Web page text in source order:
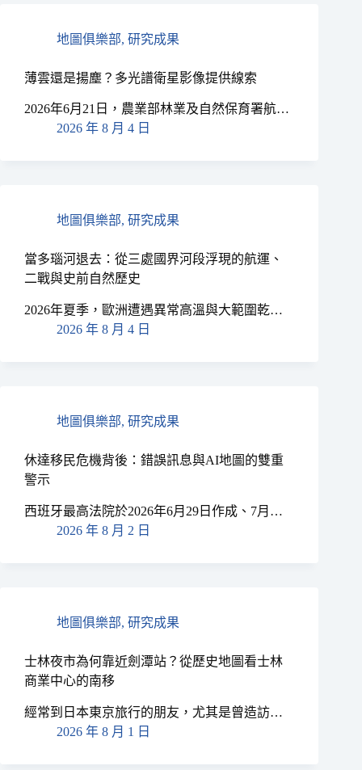
地圖俱樂部, 研究成果
薄雲還是揚塵？多光譜衛星影像提供線索
2026年6月21日，農業部林業及自然保育署航…
2026 年 8 月 4 日
地圖俱樂部, 研究成果
當多瑙河退去：從三處國界河段浮現的航運、
二戰與史前自然歷史
2026年夏季，歐洲遭遇異常高溫與大範圍乾…
2026 年 8 月 4 日
地圖俱樂部, 研究成果
休達移民危機背後：錯誤訊息與AI地圖的雙重
警示
西班牙最高法院於2026年6月29日作成、7月…
2026 年 8 月 2 日
地圖俱樂部, 研究成果
士林夜市為何靠近劍潭站？從歷史地圖看士林
商業中心的南移
經常到日本東京旅行的朋友，尤其是曾造訪…
2026 年 8 月 1 日